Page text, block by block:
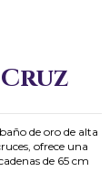
de oro de alta
ofrece una
de 65 cm